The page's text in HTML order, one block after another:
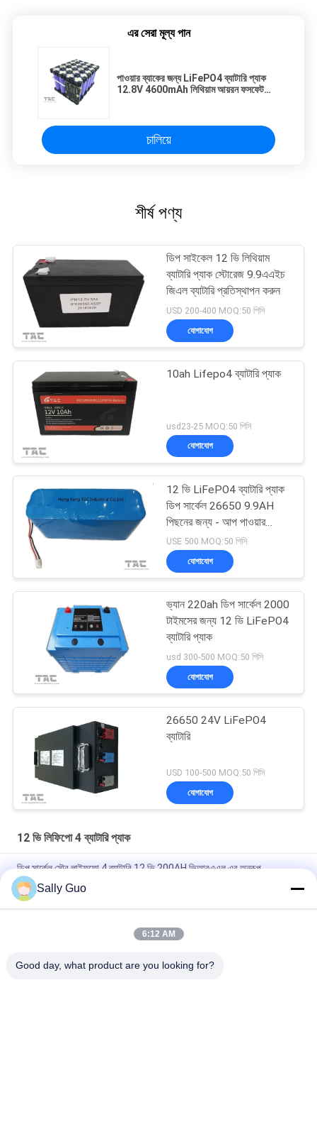
এর সেরা মূল্য পান
পাওয়ার ব্যাকের জন্য LiFePO4 ব্যাটারি প্যাক
12.8V 4600mAh লিথিয়াম আয়রন ফসফেট
চালিয়ে
শীর্ষ পণ্য
ডিপ সাইকেল 12 ভি লিথিয়াম
ব্যাটারি প্যাক স্টোরেজ 9.9এএইচ
জিএল ব্যাটারি প্রতিস্থাপন করুন
USD 200-400 MOQ:50 পিসি
যোগাযোগ
10ah Lifepo4 ব্যাটারি প্যাক
usd23-25 MOQ:50 পিসি
যোগাযোগ
12 ভি LiFePO4 ব্যাটারি প্যাক
ডিপ সার্কেল 26650 9.9AH
পিছনের জন্য - আপ পাওয়ার
পোর্টেবল ইএসএস
USE 500 MOQ:50 পিসি
যোগাযোগ
ভ্যান 220ah ডিপ সার্কেল 2000
টাইমসের জন্য 12 ভি LiFePO4
ব্যাটারি প্যাক
usd 300-500 MOQ:50 পিসি
যোগাযোগ
26650 24V LiFePO4
ব্যাটারি
USD 100-500 MOQ:50 পিসি
যোগাযোগ
12 ভি লিফিপো 4 ব্যাটারি প্যাক
ডিপ সার্কেল সৌর লাইফফো 4 ব্যাটারি 12 ভি 200AH ভিআরএএল এর অনুরূপ
ব্যাক আপ এবং সোলার লাইট লিড অ্যাসিড প্রতিস্থাপনের জন্য 7.2 এএইচ 12 ভি
লাইফপো 4 ব্যাটারি প্যাক
উচ্চ তাপমাত্রা 12V 20AH লিথিয়াম আয়ন ব্যাটারি প্যাক 40135 4S1P বিপজ্জনক
Sally Guo
6:12 AM
Good day, what product are you looking for?